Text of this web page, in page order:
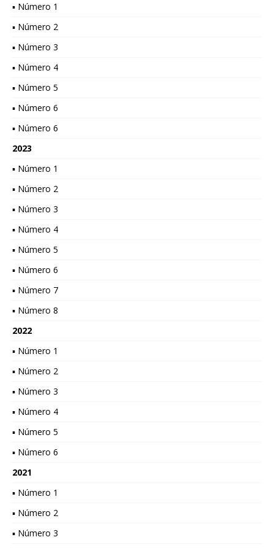
▪ Número 1
▪ Número 2
▪ Número 3
▪ Número 4
▪ Número 5
▪ Número 6
▪ Número 6
2023
▪ Número 1
▪ Número 2
▪ Número 3
▪ Número 4
▪ Número 5
▪ Número 6
▪ Número 7
▪ Número 8
2022
▪ Número 1
▪ Número 2
▪ Número 3
▪ Número 4
▪ Número 5
▪ Número 6
2021
▪ Número 1
▪ Número 2
▪ Número 3